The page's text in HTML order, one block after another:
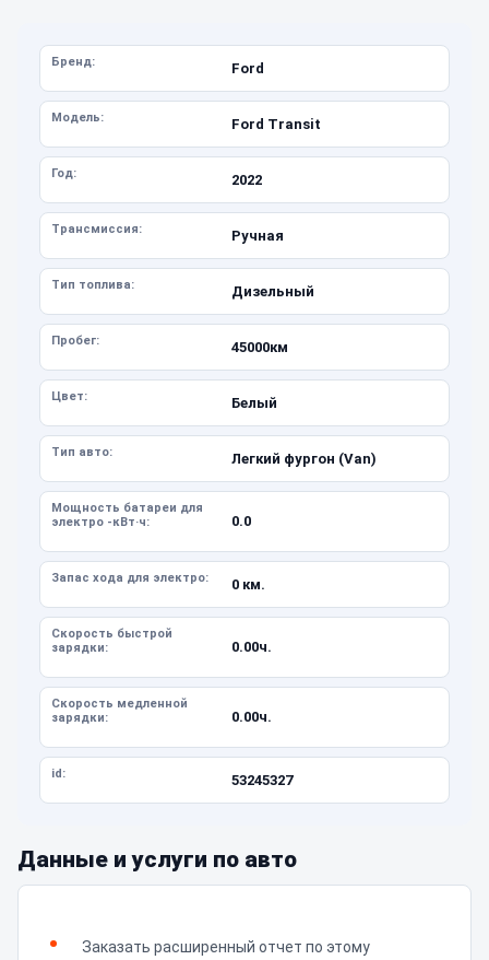
Бренд: Ford
Модель: Ford Transit
Год: 2022
Трансмиссия: Ручная
Тип топлива: Дизельный
Пробег: 45000км
Цвет: Белый
Тип авто: Легкий фургон (Van)
Мощность батареи для
электро -кВт·ч:
0.0
Запас хода для электро: 0 км.
Скорость быстрой
зарядки:
0.00ч.
Скорость медленной
зарядки:
0.00ч.
id: 53245327
Данные и услуги по авто
Заказать расширенный отчет по этому